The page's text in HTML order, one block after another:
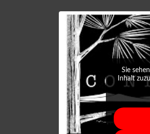
Sie
Inhalt